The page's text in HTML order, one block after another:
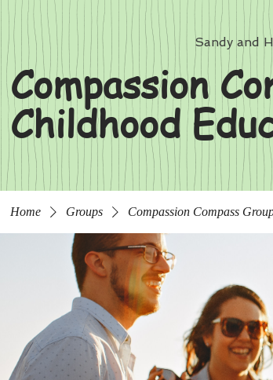
Sandy and
Compassion
Childhood
Home Groups Compassion Compass